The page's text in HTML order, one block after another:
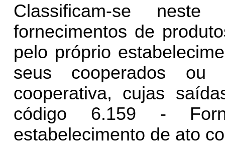
Classificam-se
fornecimentos de
pelo próprio
seus cooperados ou
cooperativa, cujas
código 6.159 -
estabelecimento de ato